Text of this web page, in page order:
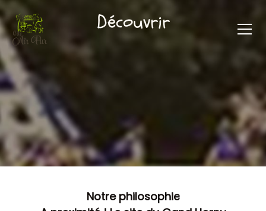
Découvrir
Notre philosophie